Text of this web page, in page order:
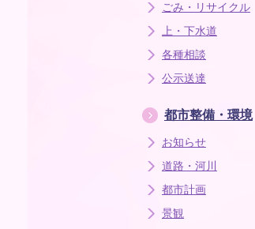
ごみ・リサイクル
上・下水道
各種相談
公示送達
都市整備・環境
お知らせ
道路・河川
都市計画
景観